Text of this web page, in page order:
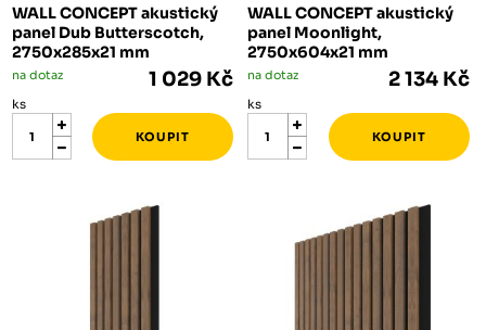
WALL CONCEPT akustický
panel Dub Butterscotch,
2750x285x21 mm
na dotaz 1 029 Kč
ks
WALL CONCEPT akustický
panel Moonlight,
2750x604x21 mm
na dotaz 2 134 Kč
ks